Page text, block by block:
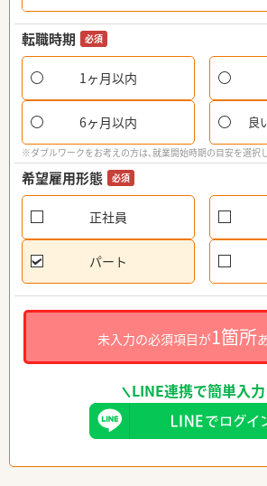
転職時期 必須
1ヶ月以内
6ヶ月以内 良
※ダブルワークをお考えの方は、就業開始時期の目安を選択
希望雇用形態 必須
正社員
パート
未入力の必須項目が1箇所
LINE連携で簡単入力